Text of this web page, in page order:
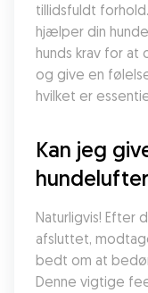
tillidsfuldt
hjælper din
hunds krav for at
og give en
hvilket er
Kan jeg
Naturligvis! Efter
afsluttet,
bedt om at
Denne vigtige